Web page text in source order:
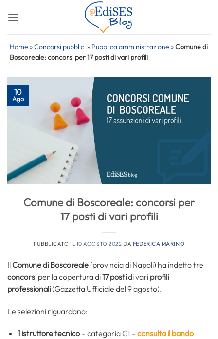
Home »Concorsi pubblici » Pubblica amministrazione »Comune di
Boscoreale: concorsi per 17 posti di vari profili
10
Ago
Comune di Boscoreale: concorsi per
17 posti di vari profili
PUBBLICATO IL 10 AGOSTO 2022 DA FEDERICA MARINO
Il Comune di Boscoreale(provincia di Napoli) ha indetto tre
concorsi per la copertura di17 postidi vari profili
professionali(Gazzetta Ufficiale del 9 agosto).
Le selezioni riguardano:
1 istruttore tecnico– categoria C1 – consulta il bando